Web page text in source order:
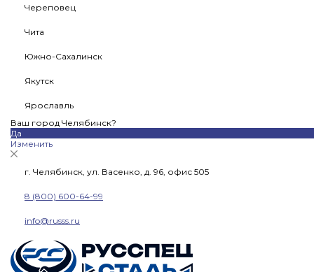
Череповец
Чита
Южно-Сахалинск
Якутск
Ярославль
Ваш город Челябинск?
Да
Изменить
г. Челябинск, ул. Васенко, д. 96, офис 505
8 (800) 600-64-99
info@russs.ru